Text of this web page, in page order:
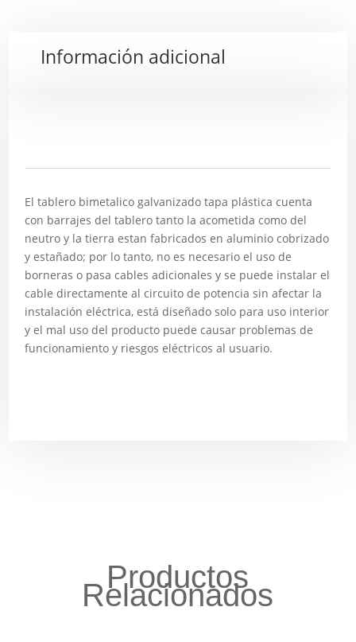
Información adicional
El tablero bimetalico galvanizado tapa plástica cuenta
con barrajes del tablero tanto la acometida como del
neutro y la tierra estan fabricados en aluminio cobrizado
y estañado; por lo tanto, no es necesario el uso de
borneras o pasa cables adicionales y se puede instalar el
cable directamente al circuito de potencia sin afectar la
instalación eléctrica, está diseñado solo para uso interior
y el mal uso del producto puede causar problemas de
funcionamiento y riesgos eléctricos al usuario.
Productos
Relacionados